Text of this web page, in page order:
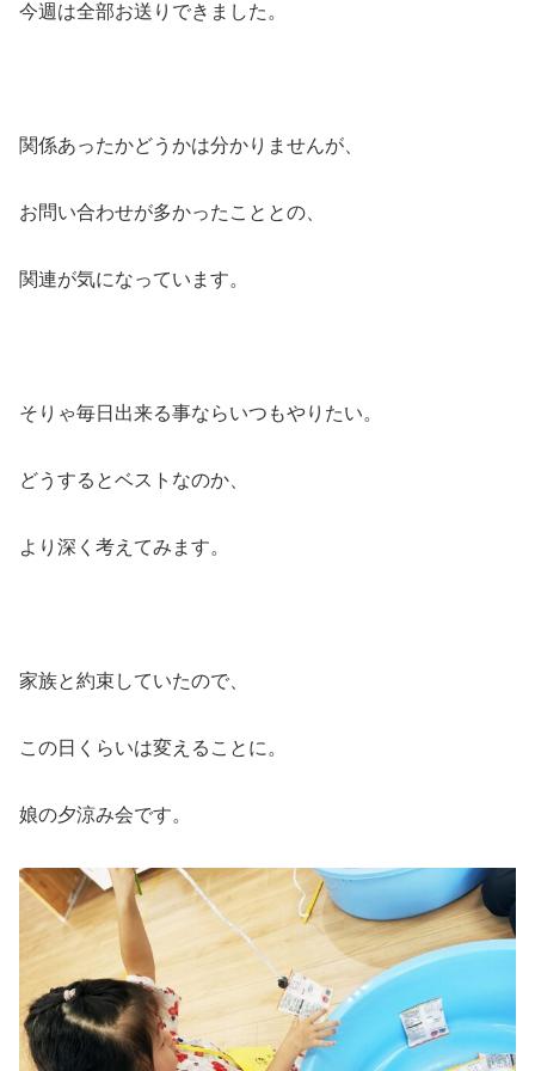
今週は全部お送りできました。
関係あったかどうかは分かりませんが、
お問い合わせが多かったこととの、
関連が気になっています。
そりゃ毎日出来る事ならいつもやりたい。
どうするとベストなのか、
より深く考えてみます。
家族と約束していたので、
この日くらいは変えることに。
娘の夕涼み会です。